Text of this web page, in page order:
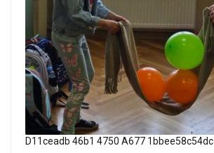
D11ceadb 46b1 4750 A677 1bbee58c54dc